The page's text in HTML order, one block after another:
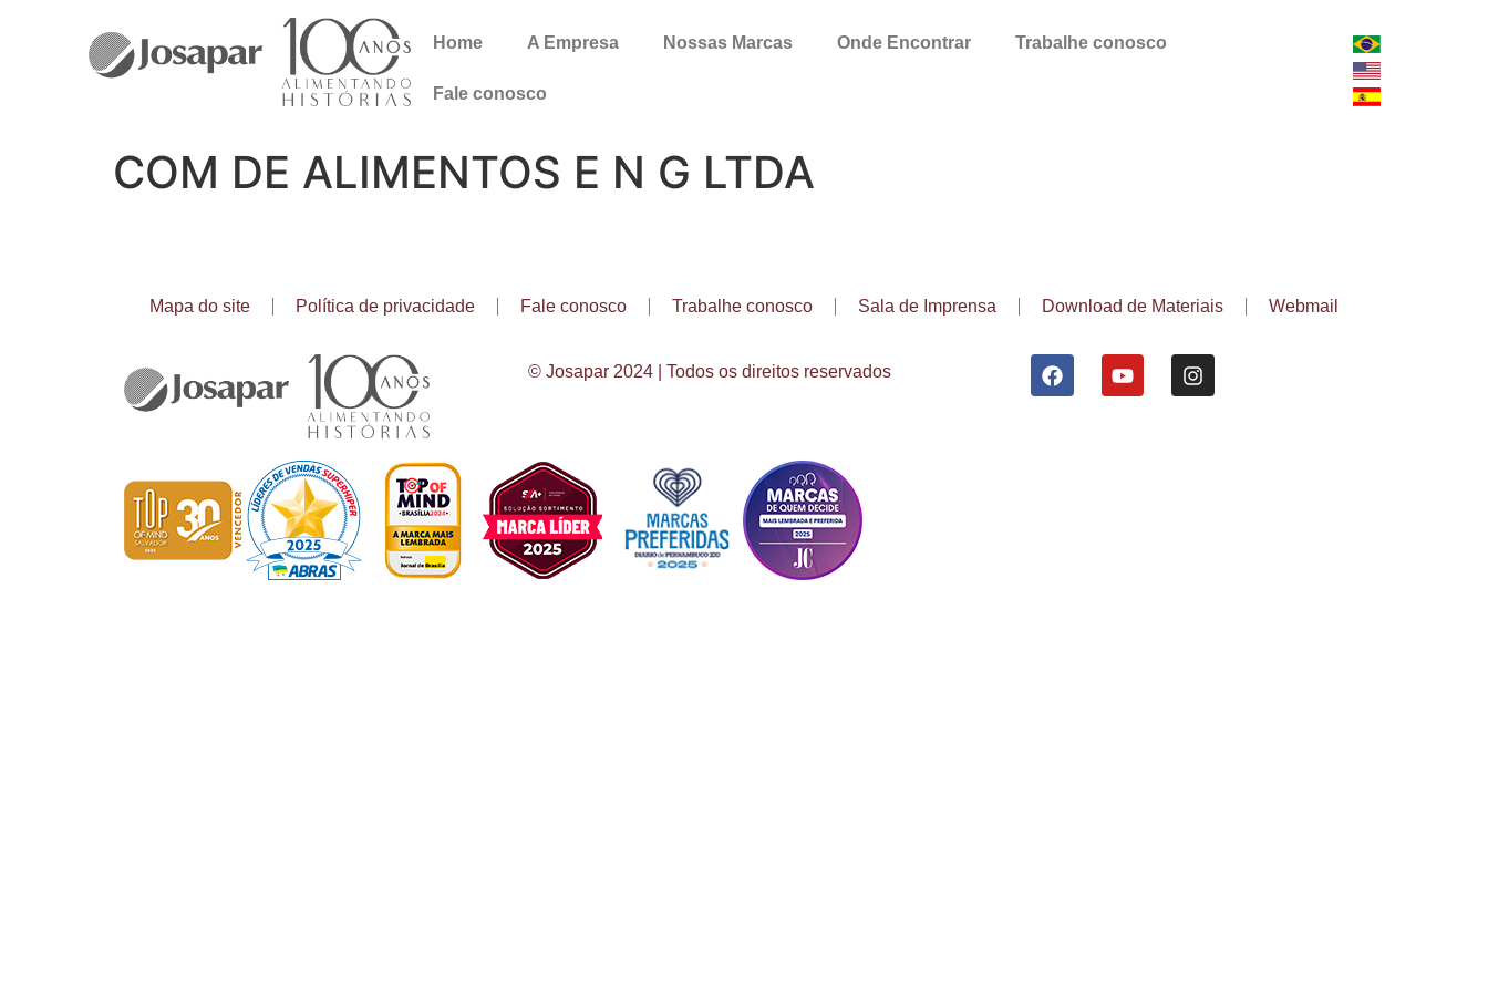
Home A Empresa Nossas Marcas Onde Encontrar Trabalhe conosco
Fale conosco
COM DE ALIMENTOS E N G LTDA
Mapa do site Política de privacidade Fale conosco Trabalhe conosco Sala de Imprensa Download de Materiais Webmail
© Josapar 2024 | Todos os direitos reservados